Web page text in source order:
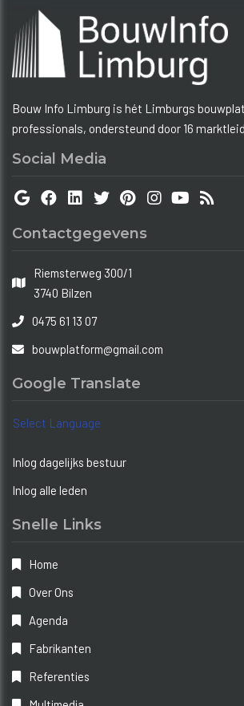
Bouw Info Limburg is hét Limburgs
professionals, ondersteund door 16
Social Media
Contactgegevens
Riemsterweg 300/1
3740 Bilzen
0475 61 13 07
bouwplatform@gmail.com
Google Translate
Select Language
Inlog dagelijks bestuur
Inlog alle leden
Snelle Links
Home
Over Ons
Agenda
Fabrikanten
Referenties